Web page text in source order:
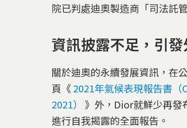
院已判處迪奧製造商「司法託
資訊披露不足，引
關於迪奧的永續發展資訊，在
頁《 2021年氣候表現報告書（
2021）
》外，Dior就鮮少再發
進行自我揭露的全面報告。